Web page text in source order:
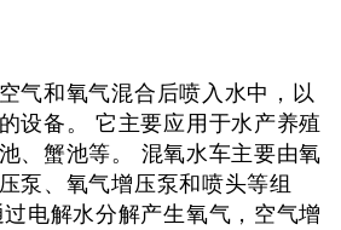
气和氧气混合后喷入水中，以
设备。 它主要应用于水产养殖
、蟹池等。 混氧水车主要由氧
泵、氧气增压泵和喷头等组
电解水分解产生氧气，空气增